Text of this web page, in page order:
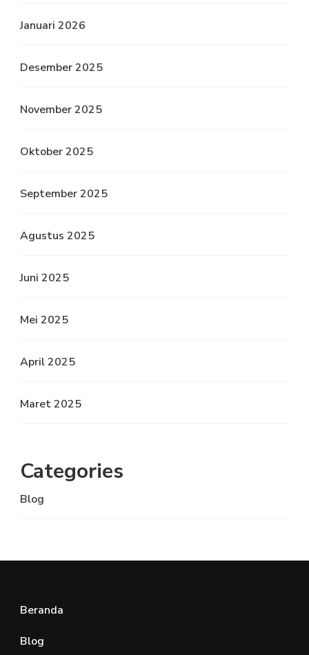
Januari 2026
Desember 2025
November 2025
Oktober 2025
September 2025
Agustus 2025
Juni 2025
Mei 2025
April 2025
Maret 2025
Categories
Blog
Beranda
Blog